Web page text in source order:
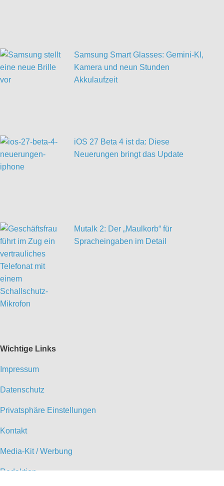
Samsung Smart Glasses: Gemini-KI,
Kamera und neun Stunden
Akkulaufzeit
iOS 27 Beta 4 ist da: Diese
Neuerungen bringt das Update
Mutalk 2: Der „Maulkorb“ für
Spracheingaben im Detail
Wichtige Links
Impressum
Datenschutz
Privatsphäre Einstellungen
Kontakt
Media-Kit / Werbung
Redaktion